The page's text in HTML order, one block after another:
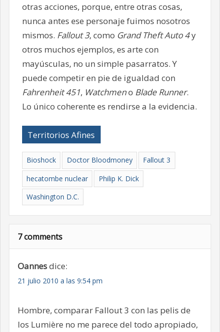
otras acciones, porque, entre otras cosas,
nunca antes ese personaje fuimos nosotros
mismos. Fallout 3, como Grand Theft Auto 4y
otros muchos ejemplos, es arte con
mayúsculas, no un simple pasarratos. Y
puede competir en pie de igualdad con
Fahrenheit 451, Watchmeno Blade Runner.
Lo único coherente es rendirse a la evidencia.
Territorios Afines
Bioshock Doctor Bloodmoney
Fallout 3
hecatombe nuclear
Philip K. Dick
Washington D.C.
7 comments
Oannesdice:
21 julio 2010 a las 9:54 pm
Hombre, comparar Fallout 3 con las pelis de
los Lumière no me parece del todo apropiado,